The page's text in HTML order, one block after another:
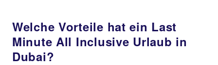
Welche Vorteile hat ein Last
Minute All Inclusive Urlaub in
Dubai?